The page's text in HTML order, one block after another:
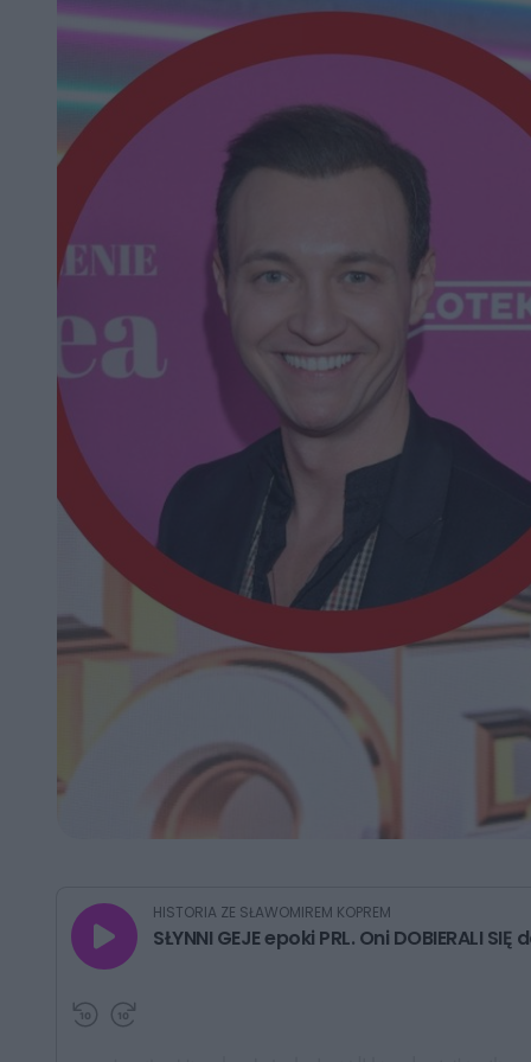
HISTORIA ZE SŁAWOMIREM KOPREM
SŁYNNI GEJE epoki PRL. Oni DOBIERALI